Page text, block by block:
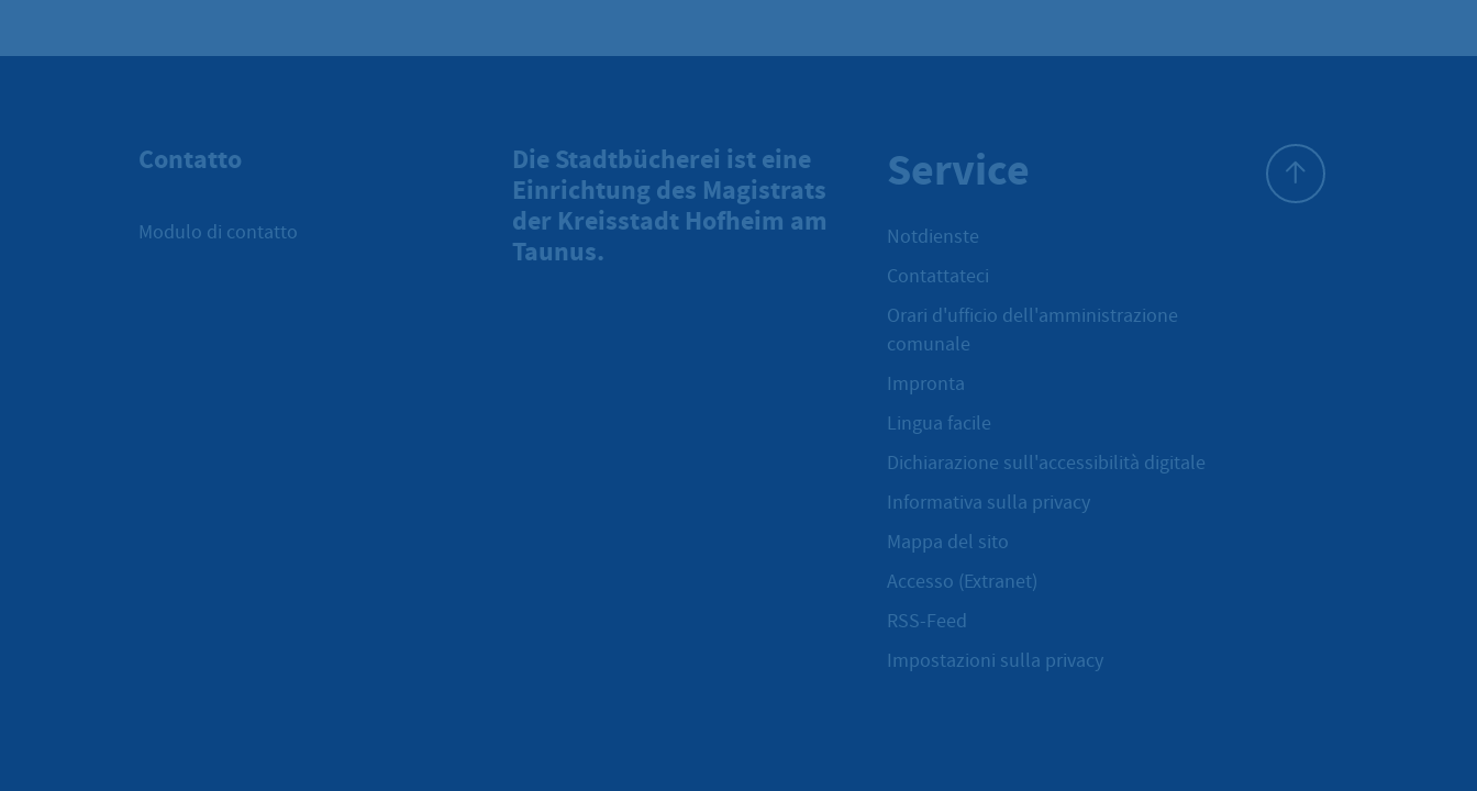
Contatto
Modulo di contatto
Die Stadtbücherei ist eine
Einrichtung des Magistrats
der Kreisstadt Hofheim am
Taunus.
Service
Notdienste
Contattateci
Orari d'ufficio dell'amministrazione
comunale
Impronta
Lingua facile
Dichiarazione sull'accessibilità digitale
Informativa sulla privacy
Mappa del sito
Accesso (Extranet)
RSS-Feed
Impostazioni sulla privacy